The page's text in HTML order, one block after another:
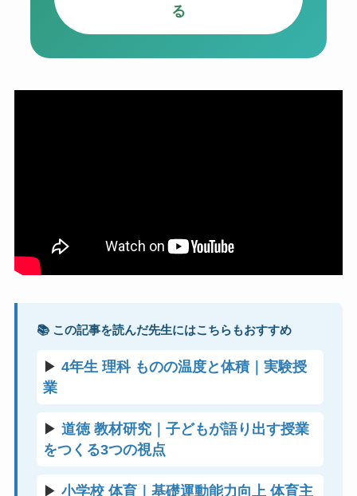
る
📚 この記事を読んだ先生にはこちらもおすすめ
▶ 4年生 理科 ものの温度と体積｜実験授
業
▶ 道徳 教材研究｜子どもが語り出す授業
をつくる3つの視点
▶ 小学校 体育｜基礎運動能力向上 体育主